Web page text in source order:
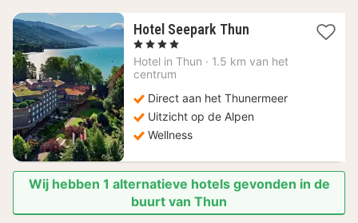
Hotel Seepark Thun1
vanaf
, 4 Sterren
Hotel in Thun · 1.5 km van het
centrum
Direct aan het Thunermeer
Uitzicht op de Alpen
Wellness
Wij hebben 1 alternatieve hotels gevonden in de
buurt van Thun